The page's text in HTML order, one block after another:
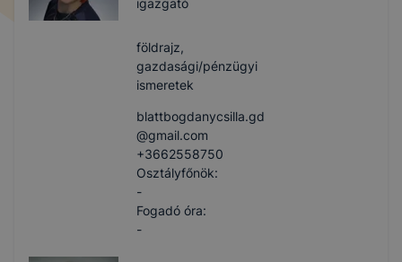
igazgató
földrajz,
gazdasági/pénzügyi
ismeretek
blattbogdanycsilla.gd​
@gmail.com
+3662558750
Osztályfőnök:
-
Fogadó óra:
-